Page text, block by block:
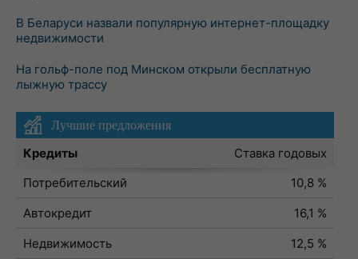
В Беларуси назвали популярную интернет-площадку
недвижимости
На гольф-поле под Минском открыли бесплатную
лыжную трассу
Лучшие предложения
Кредиты
Ставка годовых
Потребительский
10,8 %
Автокредит
16,1 %
Недвижимость
12,5 %